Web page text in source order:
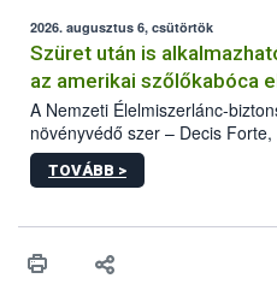
az intenzív felderítést, emellett
hatósággal is összehangolják a
2026. augusztus 6, csütörtök
Szüret után is
az amerikai szőlőkabóca
A Nemzeti Élelmiszerlánc-
növényvédő szer – Decis
engedélyokiratát módosította,
egészen a vesszőérettség
érésű szőlőkben is legyen
felhasználók számára is
TOVÁBB >